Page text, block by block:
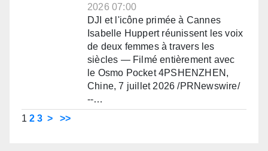
2026 07:00
DJI et l'icône primée à Cannes
Isabelle Huppert réunissent les voix
de deux femmes à travers les
siècles — Filmé entièrement avec
le Osmo Pocket 4PSHENZHEN,
Chine, 7 juillet 2026 /PRNewswire/
--…
1 2 3 > >>